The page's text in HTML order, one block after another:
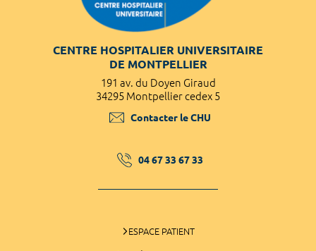
CENTRE HOSPITALIER UNIVERSITAIRE
DE MONTPELLIER
191 av. du Doyen Giraud
34295 Montpellier cedex 5
Contacter le CHU
04 67 33 67 33
ESPACE PATIENT